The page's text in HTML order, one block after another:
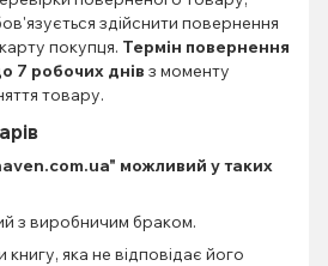
здійснити повернення
покупця. Термін повернення
7 робочих днів з моменту
товару.
можливий у таких
з виробничим браком.
книгу, яка не відповідає його